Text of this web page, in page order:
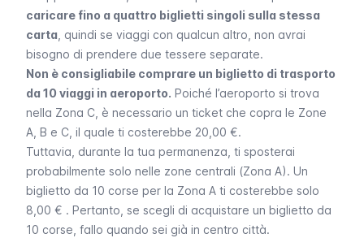
caricare fino a quattro biglietti singoli sulla stessa
carta , quindi se viaggi con qualcun altro, non avrai
bisogno di prendere due tessere separate.
Non è consigliabile comprare un biglietto di trasporto
da 10 viaggi in aeroporto. Poiché l’aeroporto si trova
nella Zona C, è necessario un ticket che copra le Zone
A, B e C, il quale ti costerebbe 20,00 €.
Tuttavia, durante la tua permanenza, ti sposterai
probabilmente solo nelle zone centrali (Zona A). Un
biglietto da 10 corse per la Zona A ti costerebbe solo
8,00 € . Pertanto, se scegli di acquistare un biglietto da
10 corse, fallo quando sei già in centro città.